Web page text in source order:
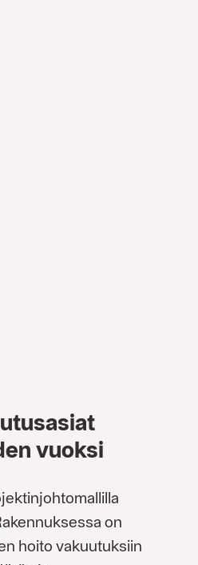
vuoksi
on
hoito vakuutuksiin